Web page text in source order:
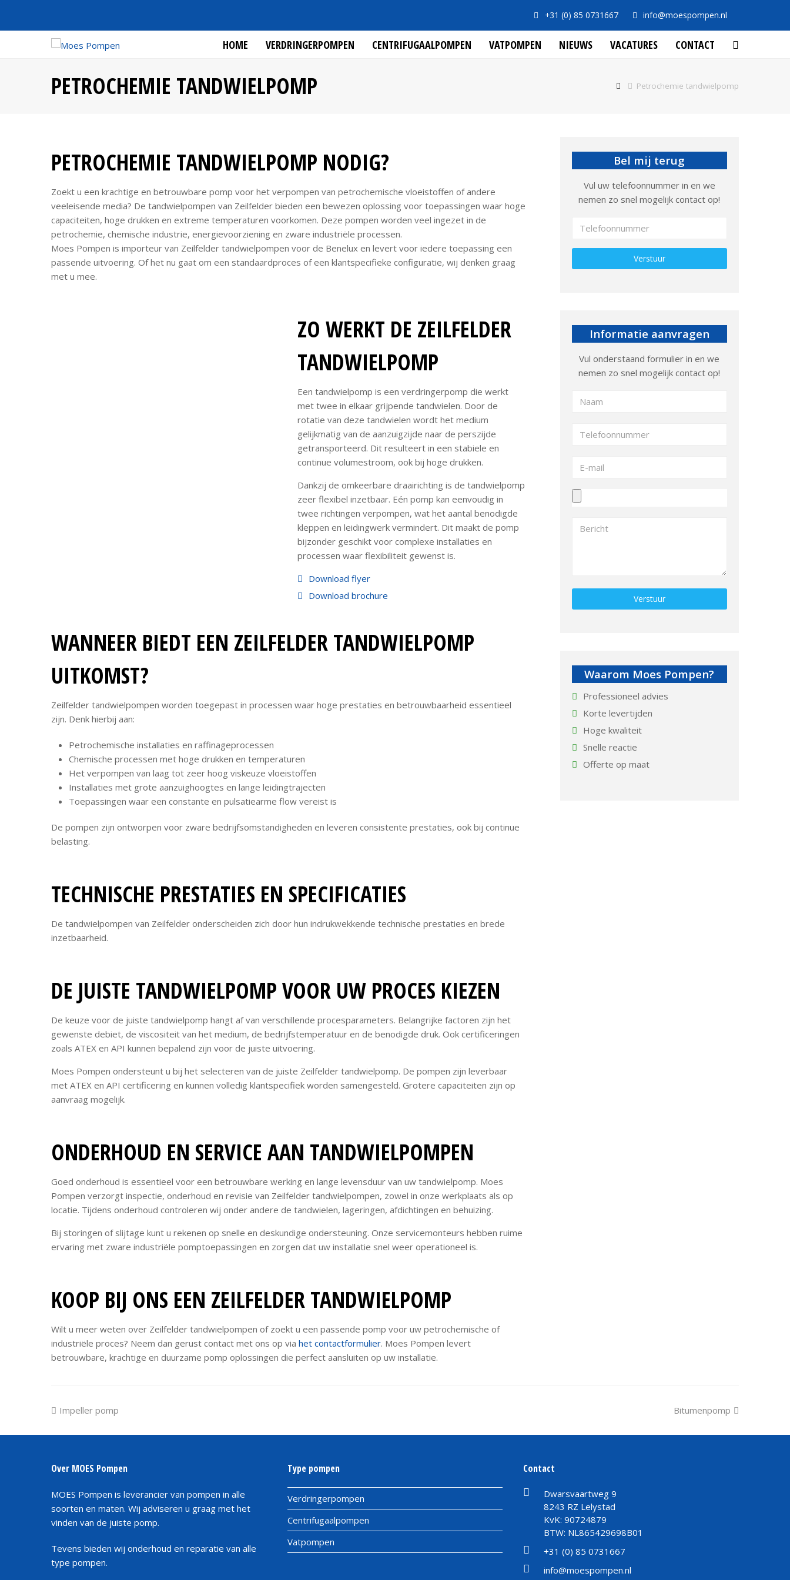
+31 (0) 85 0731667 info@moespompen.nl
HOME VERDRINGERPOMPEN CENTRIFUGAALPOMPEN VATPOMPEN NIEUWS VACATURES CONTACT
PETROCHEMIE TANDWIELPOMP Petrochemie tandwielpomp
PETROCHEMIE TANDWIELPOMP NODIG?
Zoekt u een krachtige en betrouwbare pomp voor het verpompen van petrochemische vloeistoffen of andere
veeleisende media? De tandwielpompen van Zeilfelder bieden een bewezen oplossing voor toepassingen waar hoge
capaciteiten, hoge drukken en extreme temperaturen voorkomen. Deze pompen worden veel ingezet in de
petrochemie, chemische industrie, energievoorziening en zware industriële processen.
Moes Pompen is importeur van Zeilfelder tandwielpompen voor de Benelux en levert voor iedere toepassing een
passende uitvoering. Of het nu gaat om een standaardproces of een klantspecifieke configuratie, wij denken graag
met u mee.
ZO WERKT DE ZEILFELDER
TANDWIELPOMP
Een tandwielpomp is een verdringerpomp die werkt
met twee in elkaar grijpende tandwielen. Door de
rotatie van deze tandwielen wordt het medium
gelijkmatig van de aanzuigzijde naar de perszijde
getransporteerd. Dit resulteert in een stabiele en
continue volumestroom, ook bij hoge drukken.
Dankzij de omkeerbare draairichting is de tandwielpomp
zeer flexibel inzetbaar. Eén pomp kan eenvoudig in
twee richtingen verpompen, wat het aantal benodigde
kleppen en leidingwerk vermindert. Dit maakt de pomp
bijzonder geschikt voor complexe installaties en
processen waar flexibiliteit gewenst is.
Download flyer
Download brochure
WANNEER BIEDT EEN ZEILFELDER TANDWIELPOMP
UITKOMST?
Zeilfelder tandwielpompen worden toegepast in processen waar hoge prestaties en betrouwbaarheid essentieel
zijn. Denk hierbij aan:
Petrochemische installaties en raffinageprocessen
Chemische processen met hoge drukken en temperaturen
Het verpompen van laag tot zeer hoog viskeuze vloeistoffen
Installaties met grote aanzuighoogtes en lange leidingtrajecten
Toepassingen waar een constante en pulsatiearme flow vereist is
De pompen zijn ontworpen voor zware bedrijfsomstandigheden en leveren consistente prestaties, ook bij continue
belasting.
TECHNISCHE PRESTATIES EN SPECIFICATIES
De tandwielpompen van Zeilfelder onderscheiden zich door hun indrukwekkende technische prestaties en brede
inzetbaarheid.
DE JUISTE TANDWIELPOMP VOOR UW PROCES KIEZEN
De keuze voor de juiste tandwielpomp hangt af van verschillende procesparameters. Belangrijke factoren zijn het
gewenste debiet, de viscositeit van het medium, de bedrijfstemperatuur en de benodigde druk. Ook certificeringen
zoals ATEX en API kunnen bepalend zijn voor de juiste uitvoering.
Moes Pompen ondersteunt u bij het selecteren van de juiste Zeilfelder tandwielpomp. De pompen zijn leverbaar
met ATEX en API certificering en kunnen volledig klantspecifiek worden samengesteld. Grotere capaciteiten zijn op
aanvraag mogelijk.
ONDERHOUD EN SERVICE AAN TANDWIELPOMPEN
Goed onderhoud is essentieel voor een betrouwbare werking en lange levensduur van uw tandwielpomp. Moes
Pompen verzorgt inspectie, onderhoud en revisie van Zeilfelder tandwielpompen, zowel in onze werkplaats als op
locatie. Tijdens onderhoud controleren wij onder andere de tandwielen, lageringen, afdichtingen en behuizing.
Bij storingen of slijtage kunt u rekenen op snelle en deskundige ondersteuning. Onze servicemonteurs hebben ruime
ervaring met zware industriële pomptoepassingen en zorgen dat uw installatie snel weer operationeel is.
KOOP BIJ ONS EEN ZEILFELDER TANDWIELPOMP
Wilt u meer weten over Zeilfelder tandwielpompen of zoekt u een passende pomp voor uw petrochemische of
industriële proces? Neem dan gerust contact met ons op via het contactformulier. Moes Pompen levert
betrouwbare, krachtige en duurzame pomp oplossingen die perfect aansluiten op uw installatie.
Bel mij terug
Vul uw telefoonnummer in en we
nemen zo snel mogelijk contact op!
Gelieve dit veld leeg te laten.
Informatie aanvragen
Vul onderstaand formulier in en we
nemen zo snel mogelijk contact op!
Gelieve dit veld leeg te laten.
Waarom Moes Pompen?
Professioneel advies
Korte levertijden
Hoge kwaliteit
Snelle reactie
Offerte op maat
previous
Impeller pomp
next
Bitumenpomp
Over MOES Pompen
MOES Pompen is leverancier van pompen in alle
soorten en maten. Wij adviseren u graag met het
vinden van de juiste pomp.
Tevens bieden wij onderhoud en reparatie van alle
type pompen.
Type pompen
Verdringerpompen
Centrifugaalpompen
Vatpompen
Contact
Dwarsvaartweg 9
8243 RZ Lelystad
KvK: 90724879
BTW: NL865429698B01
+31 (0) 85 0731667
info@moespompen.nl